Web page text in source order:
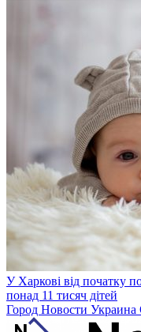
У Харкові від початку
понад 11 тисяч дітей
Город Новости Украина